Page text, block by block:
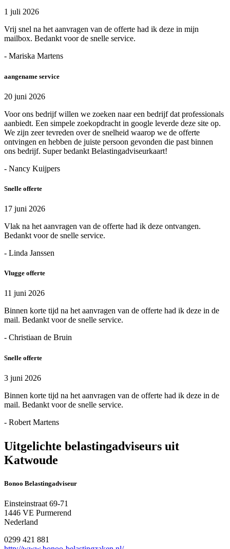
1 juli 2026
Vrij snel na het aanvragen van de offerte had ik deze in mijn
mailbox. Bedankt voor de snelle service.
- Mariska Martens
aangename service
20 juni 2026
Voor ons bedrijf willen we zoeken naar een bedrijf dat professionals
aanbiedt. Een simpele zoekopdracht in google leverde deze site op.
We zijn zeer tevreden over de snelheid waarop we de offerte
ontvingen en hebben de juiste persoon gevonden die past binnen
ons bedrijf. Super bedankt Belastingadviseurkaart!
- Nancy Kuijpers
Snelle offerte
17 juni 2026
Vlak na het aanvragen van de offerte had ik deze ontvangen.
Bedankt voor de snelle service.
- Linda Janssen
Vlugge offerte
11 juni 2026
Binnen korte tijd na het aanvragen van de offerte had ik deze in de
mail. Bedankt voor de snelle service.
- Christiaan de Bruin
Snelle offerte
3 juni 2026
Binnen korte tijd na het aanvragen van de offerte had ik deze in de
mail. Bedankt voor de snelle service.
- Robert Martens
Uitgelichte belastingadviseurs uit
Katwoude
Bonoo Belastingadviseur
Einsteinstraat 69-71
1446 VE Purmerend
Nederland
0299 421 881